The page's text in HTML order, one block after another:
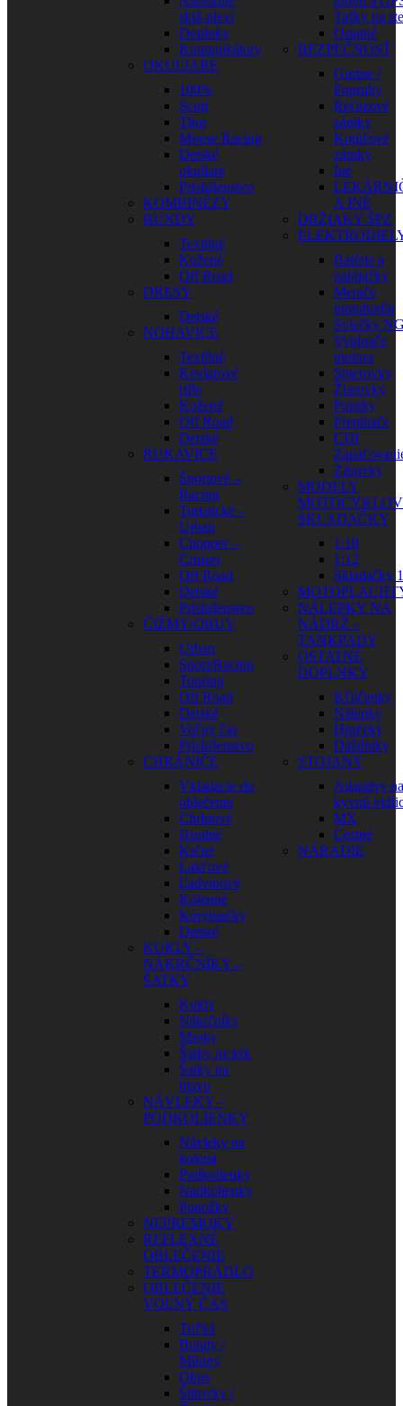
sklá-plexi
Doplnky
Komunikátory
OKULIARE
100%
Scott
Thor
Moose Racing
Detské
okuliare
Príslušenstvo
KOMBINÉZY
BUNDY
Textilné
Kožené
Off Road
DRESY
Detské
NOHAVICE
Textilné
Kevlarové
rifle
Kožené
Off Road
Detské
RUKAVICE
Športové –
Racing
Turistické –
Urban
Chopper –
Cruiser
Off Road
Detské
Príslušenstvo
ČIŽMY/OBUV
Urban
Sport/Racing
Touring
Off Road
Detské
Voľný čas
Príslušenstvo
CHRÁNIČE
Vkladacie do
oblečenia
Chrbtové
Hrudné
Krčné
Lakťové
Ľadvinové
Kolenné
Korytnačky
Detské
KUKLY –
NÁKRČNÍKY –
ŠATKY
Kukly
Nákrčníky
Masky
Šatky na krk
Šatky na
hlavu
NÁVLEKY –
PODKOLIENKY
Návleky na
kolená
Podkolienky
Nadkolienky
Ponožky
NEPREMOKY
REFLEXNÉ
OBLEČENIE
TERMOPRÁDLO
OBLEČENIE
VOĽNÝ ČAS
Tričká
Bundy /
Mikiny
Obuv
Šiltovky /
Tašky na
Ostatné
BEZPEČNOSŤ
Gurtne /
Popruhy
Reťazové
zámky
Kotúčové
zámky
Iné
A INÉ
DRŽIAKY ŠPZ
Batérie a
nabíjačky
Merače
motohodín
Sviečky
Vypínače
motora
Smerovky
Žiarovky
Poistky
Prepínače
CDI
Zásuvky
MODELY
SKLADAČKY
1:18
1:12
Skladačky
NÁLEPKY NA
NÁDRŽ –
TANKPADY
OSTATNÉ
DOPLNKY
Kľúčenky
Nálepky
Hrnčeky
Dáždniky
STOJANY
Adaptéry na
kyvnú
MX
Cestné
NÁRADIE